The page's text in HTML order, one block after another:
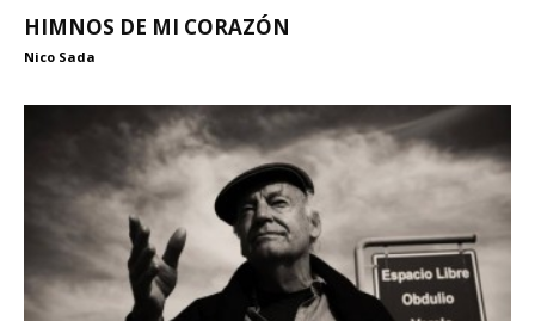
HIMNOS DE MI CORAZÓN
Nico Sada